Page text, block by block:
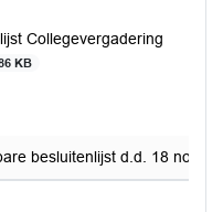
Collegevergadering
KB
besluitenlijst d.d. 18